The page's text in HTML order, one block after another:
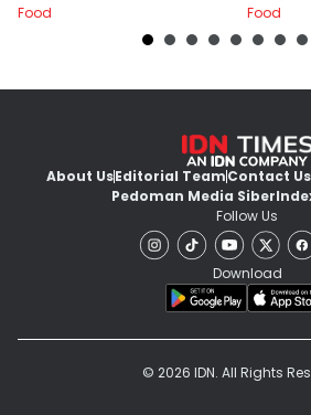
Food
Food
About UsEditorial TeamContact Us
Pedoman Media Siber
Follow Us
Download
© 2026 IDN. All Rights